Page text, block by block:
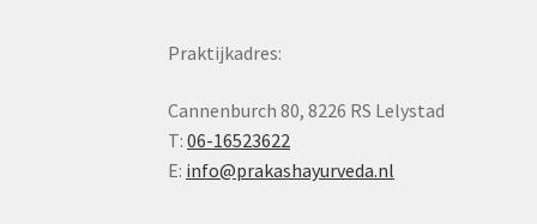
Praktijkadres:
Cannenburch 80, 8226 RS Lelystad
T:06-16523622
E: info@prakashayurveda.nl